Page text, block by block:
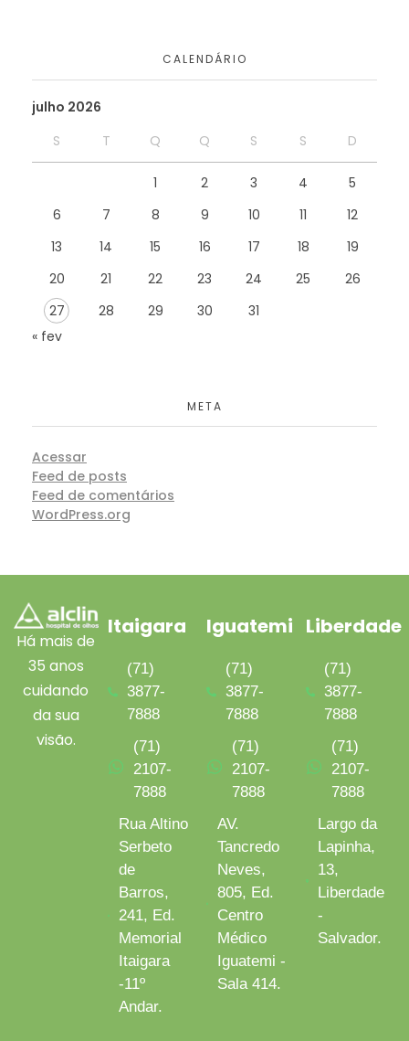
CALENDÁRIO
julho 2026
S
T Q Q S S D
1 2 3 4
5
6
7 8 9 10 11
12
13
14 15 16 17 18
19
20
21 22 23 24 25
26
27
28 29 30
31
« fev
META
Acessar
Feed de posts
Feed de comentários
WordPress.org
Há mais de
35 anos
cuidando
da sua
visão.
Itaigara
(71)
3877-
7888
(71)
2107-
7888
Rua Altino
Serbeto
de
Barros,
241, Ed.
Memorial
Itaigara
-11º
Andar.
Iguatemi
(71)
3877-
7888
(71)
2107-
7888
AV.
Tancredo
Neves,
805, Ed.
Centro
Médico
Iguatemi -
Sala 414.
Liberdade
(71)
3877-
7888
(71)
2107-
7888
Largo da
Lapinha,
13,
Liberdade
-
Salvador.